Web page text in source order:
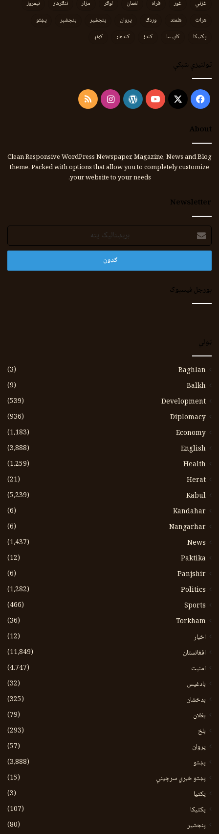
غزني غور فراه لغمان لوګر مزار ننګرهار
نیمروز
هرات
هلمند وردګ پروان پنجشیر پنجشېر
پښتو
پکتیکا
کاپیسا کندز کندهار کونړ
ټولنیزې شبکې
Facebook
X
YouTube
WordPress
Instagram
RSS
About
Clean Responsive WordPress Newspaper, Magazine, News and Blog
theme. Packed with options that allow you to completely customize
your website to your needs.
Newsletter
برېښنالیک
پته
بورجل فیسبوک
ټولي
Baghlan
(3)
Balkh
(9)
Development
(539)
Diplomacy
(936)
Economy
(1،183)
English
(3،888)
Health
(1،259)
Herat
(21)
Kabul
(5،239)
Kandahar
(6)
Nangarhar
(6)
News
(1،437)
Paktika
(12)
Panjshir
(6)
Politics
(1،282)
Sports
(466)
Torkham
(36)
اخبار
(12)
افغانستان
(11،849)
امنیت
(4،747)
بادغیس
(32)
بدخشان
(325)
بغلان
(79)
بلخ
(293)
پروان
(57)
پښتو
(3،888)
پښتو خبري سرچينې
(15)
پکتيا
(3)
پکتیکا
(107)
پنجشیر
(80)